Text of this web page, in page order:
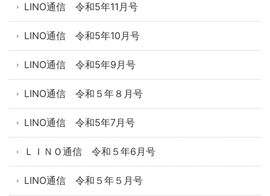
LINO通信 令和5年11月号
LINO通信 令和5年10月号
LINO通信 令和5年9月号
LINO通信 令和５年８月号
LINO通信 令和5年7月号
ＬＩＮＯ通信 令和５年6月号
LINO通信 令和５年５月号